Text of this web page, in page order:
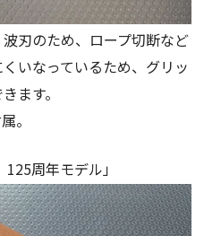
刃のため、ロープ切断など
いなっているため、グリッ
ます。
。
周年モデル」